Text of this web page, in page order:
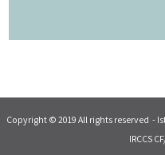
Copyright © 2019 All rights reserved -
IRCCS